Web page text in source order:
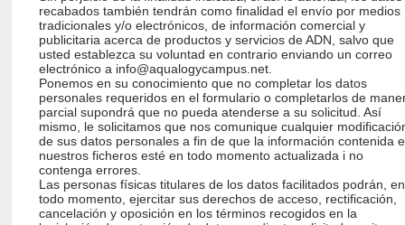
recabados también tendrán como finalidad el envío por medios
tradicionales y/o electrónicos, de información comercial y
publicitaria acerca de productos y servicios de ADN, salvo que
usted establezca su voluntad en contrario enviando un correo
electrónico a info@aqualogycampus.net.
Ponemos en su conocimiento que no completar los datos
personales requeridos en el formulario o completarlos de
parcial supondrá que no pueda atenderse a su solicitud. Así
mismo, le solicitamos que nos comunique cualquier
de sus datos personales a fin de que la información contenida
nuestros ficheros esté en todo momento actualizada i no
contenga errores.
Las personas físicas titulares de los datos facilitados podrán, en
todo momento, ejercitar sus derechos de acceso, rectificación,
cancelación y oposición en los términos recogidos en la